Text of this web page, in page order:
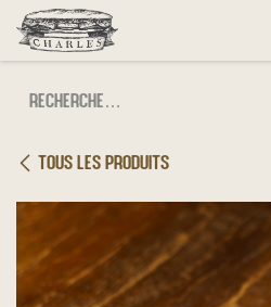
Se rendre au contenu
Tous les produits